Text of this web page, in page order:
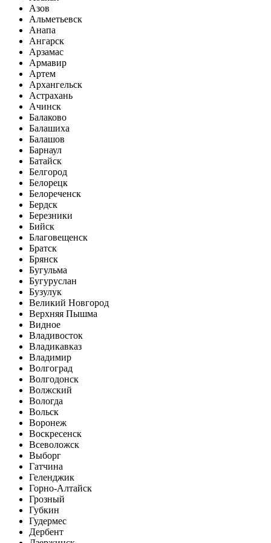
Азов
Альметьевск
Анапа
Ангарск
Арзамас
Армавир
Артем
Архангельск
Астрахань
Ачинск
Балаково
Балашиха
Балашов
Барнаул
Батайск
Белгород
Белорецк
Белореченск
Бердск
Березники
Бийск
Благовещенск
Братск
Брянск
Бугульма
Бугуруслан
Бузулук
Великий Новгород
Верхняя Пышма
Видное
Владивосток
Владикавказ
Владимир
Волгоград
Волгодонск
Волжский
Вологда
Вольск
Воронеж
Воскресенск
Всеволожск
Выборг
Гатчина
Геленджик
Горно-Алтайск
Грозный
Губкин
Гудермес
Дербент